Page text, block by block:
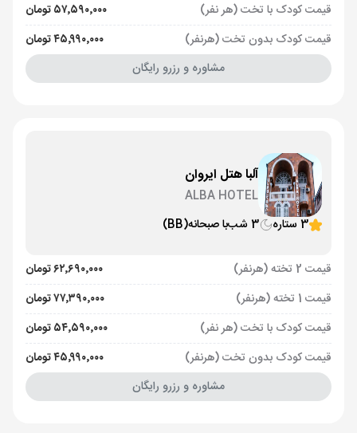
قیمت کودک با تخت (هر نفر)
۵۷٬۵۹۰٬۰۰۰ تومان
قیمت کودک بدون تخت (هرنفر)
۴۵٬۹۹۰٬۰۰۰ تومان
مشاوره و رزرو رایگان
آلبا هتل ایروان
ALBA HOTEL
3 ستاره
3 شب با صبحانه(BB)
قیمت 2 تخته (هرنفر)
۶۲٬۶۹۰٬۰۰۰ تومان
قیمت 1 تخته (هرنفر)
۷۷٬۳۹۰٬۰۰۰ تومان
قیمت کودک با تخت (هر نفر)
۵۴٬۵۹۰٬۰۰۰ تومان
قیمت کودک بدون تخت (هرنفر)
۴۵٬۹۹۰٬۰۰۰ تومان
مشاوره و رزرو رایگان